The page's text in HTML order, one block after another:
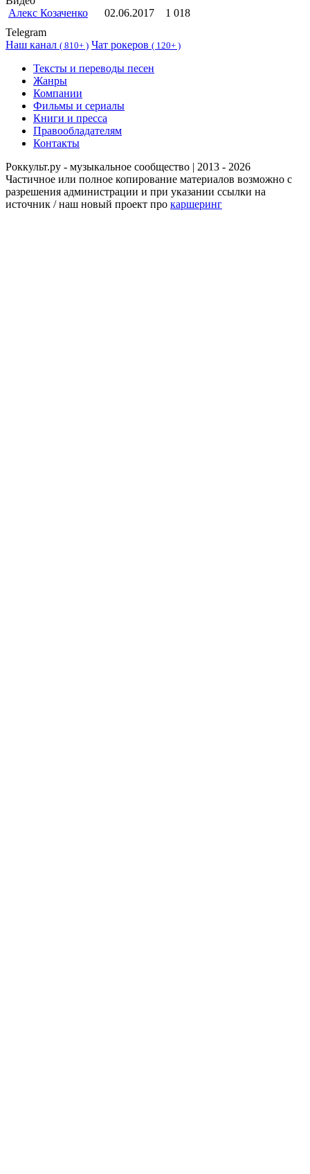
Алекс Козаченко
02.06.2017
1 018
Telegram
Наш канал ( 810+ ) Чат рокеров ( 120+ )
Тексты и переводы песен
Жанры
Компании
Фильмы и сериалы
Книги и пресса
Правообладателям
Контакты
Роккульт.ру - музыкальное сообщество | 2013 - 2026
Частичное или полное копирование материалов возможно с
разрешения администрации и при указании ссылки на
источник / наш новый проект про каршеринг